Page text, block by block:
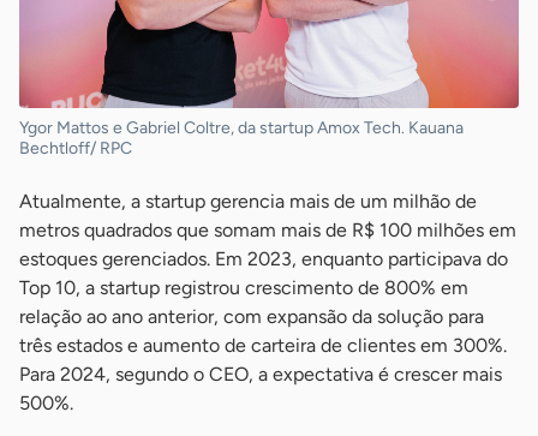
Ygor Mattos e Gabriel Coltre, da startup Amox Tech. Kauana
Bechtloff/ RPC
Atualmente, a startup gerencia mais de um milhão de
metros quadrados que somam mais de R$ 100 milhões em
estoques gerenciados. Em 2023, enquanto participava do
Top 10, a startup registrou crescimento de 800% em
relação ao ano anterior, com expansão da solução para
três estados e aumento de carteira de clientes em 300%.
Para 2024, segundo o CEO, a expectativa é crescer mais
500%.